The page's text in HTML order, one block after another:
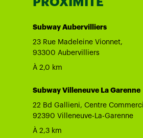
Subway Aubervilliers
23 Rue Madeleine Vionnet,
93300 Aubervilliers
À 2,0 km
Subway Villeneuve La Garenne
22 Bd Gallieni, Centre
92390 Villeneuve-La-Garenne
À 2,3 km